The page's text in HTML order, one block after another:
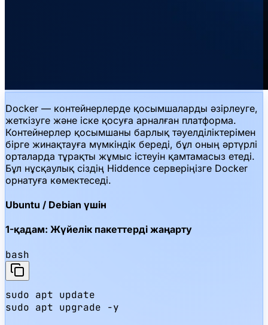
Docker — контейнерлерде қосымшаларды әзірлеуге,
жеткізуге және іске қосуға арналған платформа.
Контейнерлер қосымшаны барлық тәуелділіктерімен
бірге жинақтауға мүмкіндік береді, бұл оның әртүрлі
орталарда тұрақты жұмыс істеуін қамтамасыз етеді.
Бұл нұсқаулық сіздің Hiddence серверіңізге Docker
орнатуға көмектеседі.
Ubuntu / Debian үшін
1-қадам: Жүйелік пакеттерді жаңарту
bash
sudo apt update
sudo apt upgrade -y